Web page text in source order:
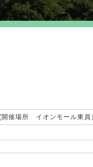
催場所 イオンモール東員